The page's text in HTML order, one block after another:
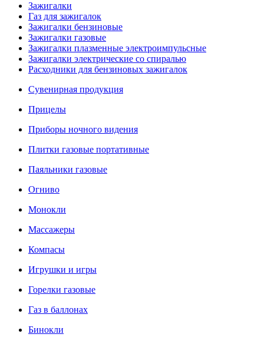
Зажигалки
Газ для зажигалок
Зажигалки бензиновые
Зажигалки газовые
Зажигалки плазменные электроимпульсные
Зажигалки электрические со спиралью
Расходники для бензиновых зажигалок
Сувенирная продукция
Прицелы
Приборы ночного видения
Плитки газовые портативные
Паяльники газовые
Огниво
Монокли
Массажеры
Компасы
Игрушки и игры
Горелки газовые
Газ в баллонах
Бинокли